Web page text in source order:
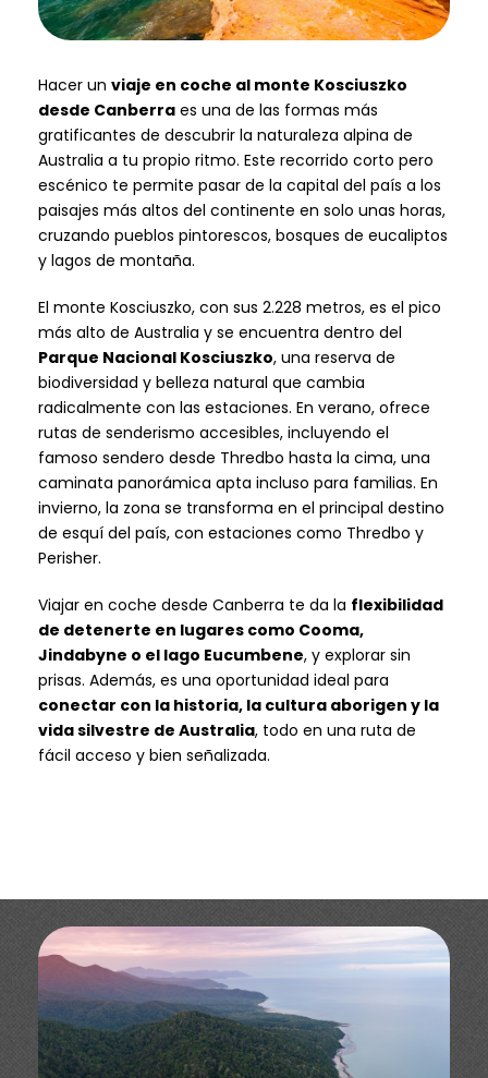
Hacer un viaje en coche al monte Kosciuszko
desde Canberra es una de las formas más
gratificantes de descubrir la naturaleza alpina de
Australia a tu propio ritmo. Este recorrido corto pero
escénico te permite pasar de la capital del país a los
paisajes más altos del continente en solo unas horas,
cruzando pueblos pintorescos, bosques de eucaliptos
y lagos de montaña.
El monte Kosciuszko, con sus 2.228 metros, es el pico
más alto de Australia y se encuentra dentro del
Parque Nacional Kosciuszko, una reserva de
biodiversidad y belleza natural que cambia
radicalmente con las estaciones. En verano, ofrece
rutas de senderismo accesibles, incluyendo el
famoso sendero desde Thredbo hasta la cima, una
caminata panorámica apta incluso para familias. En
invierno, la zona se transforma en el principal destino
de esquí del país, con estaciones como Thredbo y
Perisher.
Viajar en coche desde Canberra te da la flexibilidad
de detenerte en lugares como Cooma,
Jindabyne o el lago Eucumbene, y explorar sin
prisas. Además, es una oportunidad ideal para
conectar con la historia, la cultura aborigen y la
vida silvestre de Australia, todo en una ruta de
fácil acceso y bien señalizada.